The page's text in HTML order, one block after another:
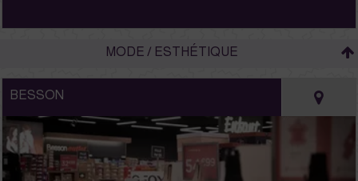
MODE / ESTHÉTIQUE
BESSON